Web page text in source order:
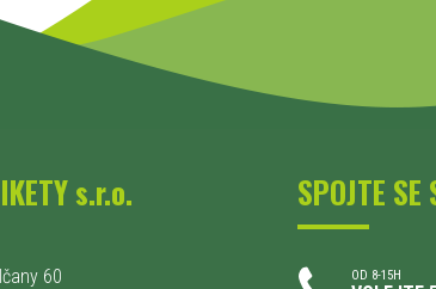
s.r.o.
60
SPOJTE
OD 8-15H